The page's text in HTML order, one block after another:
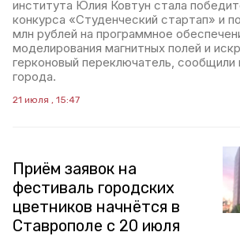
института Юлия Ковтун стала
конкурса «Студенческий стартап» и
млн рублей на программное
моделирования магнитных полей и
герконовый переключатель, сообщили
города.
21 июля , 15:47
Приём заявок на
фестиваль городских
цветников начнётся в
Ставрополе с 20 июля